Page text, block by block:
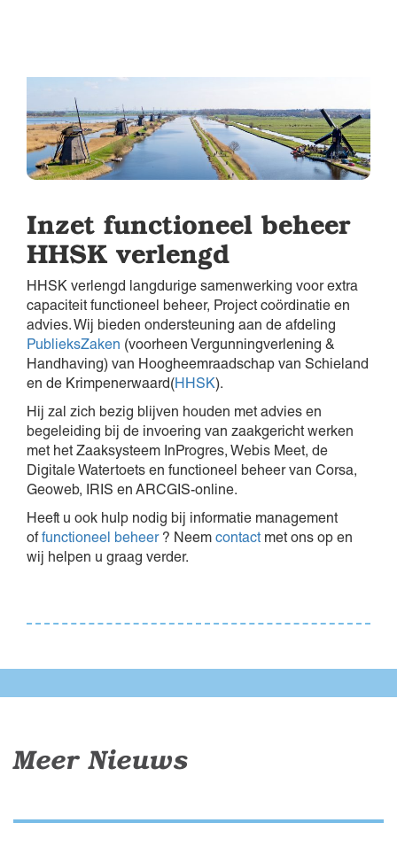
Inzet functioneel beheer
HHSK verlengd
HHSK verlengd langdurige samenwerking voor extra
capaciteit functioneel beheer, Project coördinatie en
advies. Wij bieden ondersteuning aan de afdeling
PublieksZaken (voorheen Vergunningverlening &
Handhaving) van Hoogheemraadschap van Schieland
en de Krimpenerwaard(HHSK).
Hij zal zich bezig blijven houden met advies en
begeleiding bij de invoering van zaakgericht werken
met het Zaaksysteem InProgres, Webis Meet, de
Digitale Watertoets en functioneel beheer van Corsa,
Geoweb, IRIS en ARCGIS-online.
Heeft u ook hulp nodig bij informatie management
offunctioneel beheer? Neem contact met ons op en
wij helpen u graag verder.
Meer Nieuws